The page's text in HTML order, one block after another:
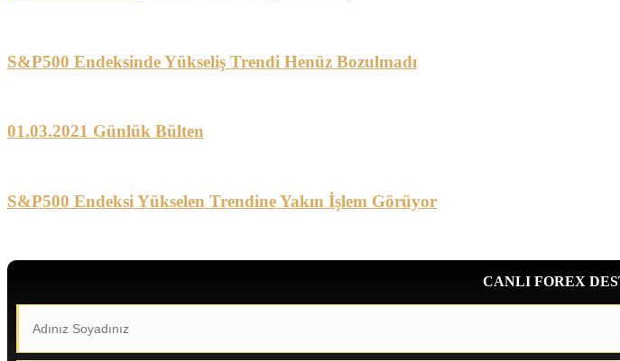
S&P500 Endeksinde Yükseliş Trendi Henüz Bozulmadı
01.03.2021 Günlük Bülten
S&P500 Endeksi Yükselen Trendine Yakın İşlem Görüyor
CANLI FOREX